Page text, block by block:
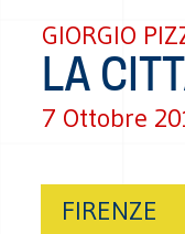
GIORGIO
LA
7 Ottobre
FIRENZE